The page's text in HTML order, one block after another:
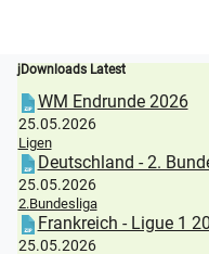
jDownloads Latest
WM Endrunde 2026
25.05.2026
Ligen
Deutschland - 2.
25.05.2026
2.Bundesliga
Frankreich - Ligue 1
25.05.2026